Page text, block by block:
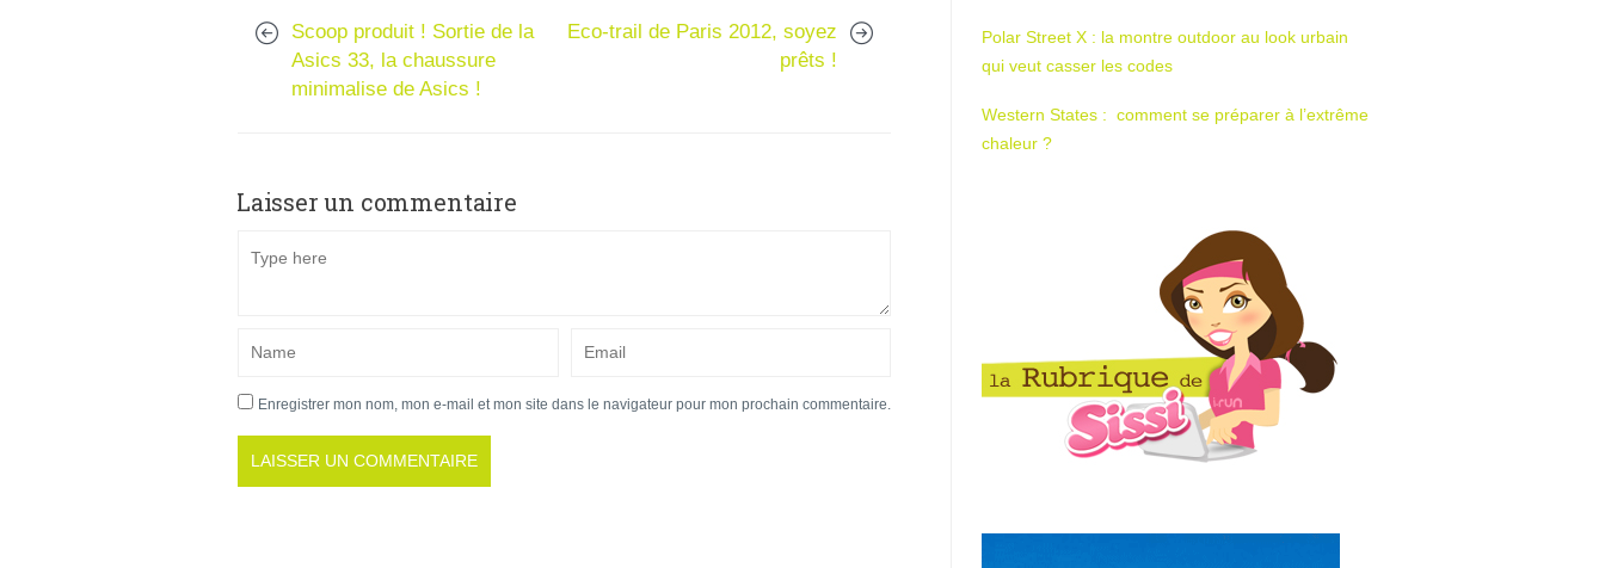
Scoop produit ! Sortie de la
Asics 33, la chaussure
minimalise de Asics !
Eco-trail de Paris 2012, soyez
prêts !
Laisser un commentaire
Enregistrer mon nom, mon e-mail et mon site dans le navigateur pour mon prochain commentaire.
Polar Street X : la montre outdoor au look urbain
qui veut casser les codes
Western States : comment se préparer à l’extrême
chaleur ?